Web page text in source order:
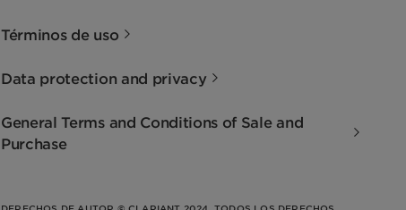
Términos de uso
Data protection and privacy
General Terms and Conditions of Sale and
Purchase